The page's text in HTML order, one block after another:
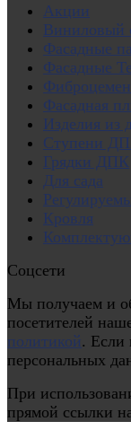
Акции
Виниловый
Фасадные
Фасадные
Фасадная
Изделия из
Ступени
Грядки ДПК
Для сада
Кровля
Соцсети
Мы получаем и
посетителей
политикой. Если
персональных
При
прямой ссылки